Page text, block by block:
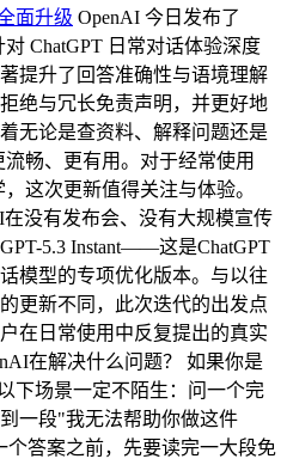
面升级 OpenAI 今日发布了
对 ChatGPT 日常对话体验深度
提升了回答准确性与语境理解
绝与冗长免责声明，并更好地
无论是查资料、解释问题还是
畅、更有用。对于经常使用
这次更新值得关注与体验。
在没有发布会、没有大规模宣传
5.3 Instant——这是ChatGPT
模型的专项优化版本。与以往
更新不同，此次迭代的出发点
在日常使用中反复提出的真实
在解决什么问题？ 如果你是
下场景一定不陌生：问一个完
一段"我无法帮助你做这件
答案之前，先要读完一大段免